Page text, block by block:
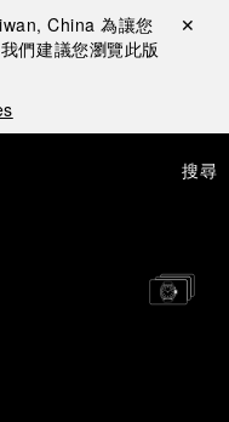
China 為讓您
們建議您瀏覽此版
關閉 ✕
搜尋